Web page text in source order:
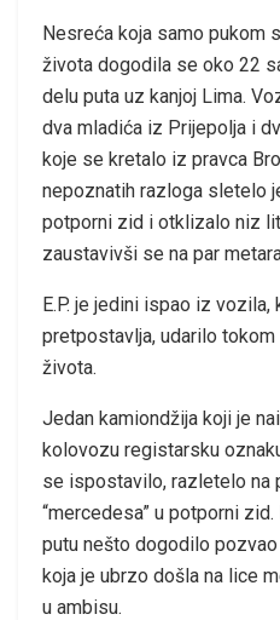
Nesreća koja samo pukom
života dogodila se oko 22
delu puta uz kanjoj Lima.
dva mladića iz Prijepolja i
koje se kretalo iz pravca
nepoznatih razloga sletelo
potporni zid i otklizalo niz
zaustavivši se na par
E.P. je jedini ispao iz vozila,
pretpostavlja, udarilo
života.
Jedan kamiondžija koji je
kolovozu registarsku
se ispostavilo, razletelo na
“mercedesa” u potporni
putu nešto dogodilo
koja je ubrzo došla na lice
u ambisu.